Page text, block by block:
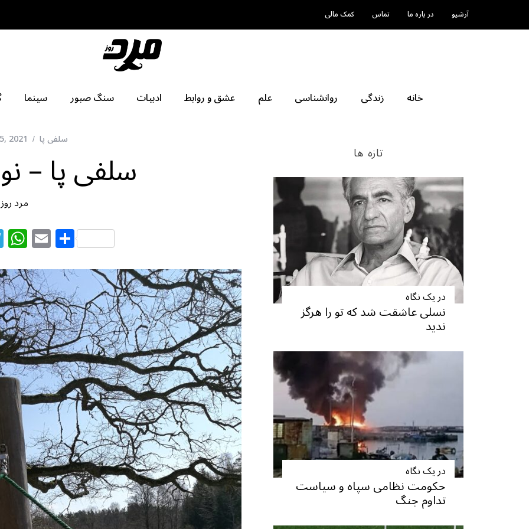
آرشیو در باره ما تماس کمک مالی
خانه زندگی روانشناسی علم عشق و روابط ادبیات سنگ صبور سینما
سلفی پا 2021
سلفی پا –
مرد روز
T
el
e
g
ra
m
W
h
at
s
A
p
p
E
m
ai
l
S
h
ar
e
تازه ها
در یک نگاه
نسلی عاشقت شد که تو را هرگز
ندید
در یک نگاه
حکومت نظامی سپاه و سیاست
تداوم جنگ